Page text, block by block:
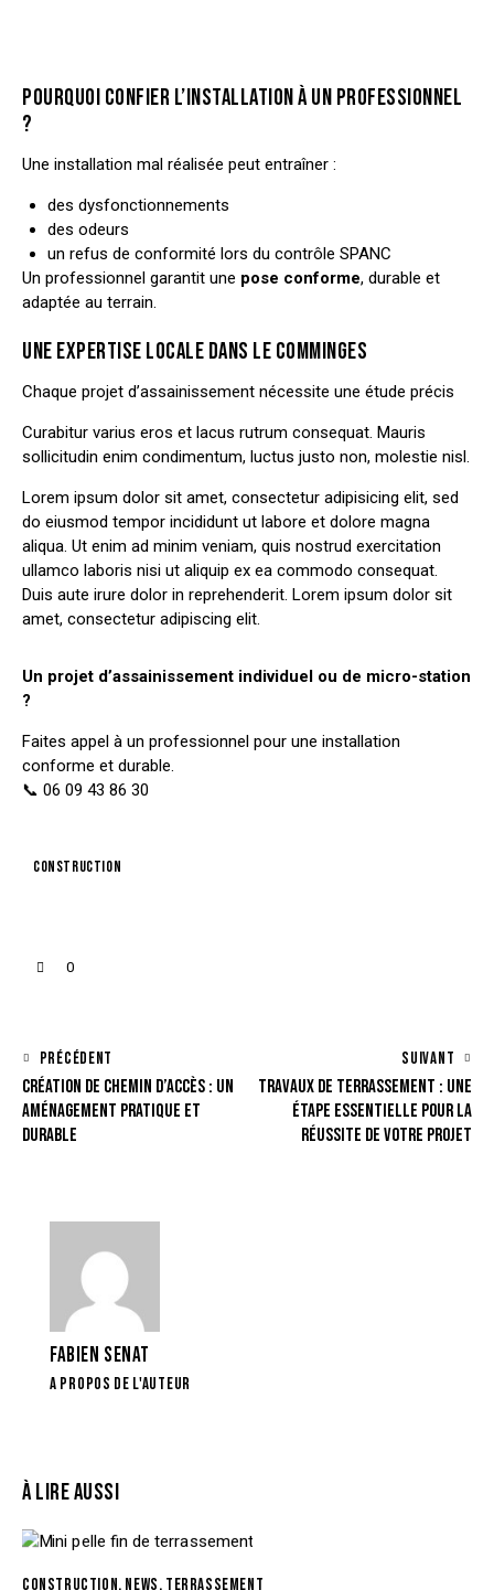
POURQUOI CONFIER L’INSTALLATION À UN PROFESSIONNEL
?
Une installation mal réalisée peut entraîner :
des dysfonctionnements
des odeurs
un refus de conformité lors du contrôle SPANC
Un professionnel garantit une pose conforme, durable et
adaptée au terrain.
UNE EXPERTISE LOCALE DANS LE COMMINGES
Chaque projet d’assainissement nécessite une étude précis
Curabitur varius eros et lacus rutrum consequat. Mauris
sollicitudin enim condimentum, luctus justo non, molestie nisl.
Lorem ipsum dolor sit amet, consectetur adipisicing elit, sed
do eiusmod tempor incididunt ut labore et dolore magna
aliqua. Ut enim ad minim veniam, quis nostrud exercitation
ullamco laboris nisi ut aliquip ex ea commodo consequat.
Duis aute irure dolor in reprehenderit. Lorem ipsum dolor sit
amet, consectetur adipiscing elit.
Un projet d’assainissement individuel ou de micro-station
?
Faites appel à un professionnel pour une installation
conforme et durable.
📞 06 09 43 86 30
construction
0
PRÉCÉDENT
CRÉATION DE CHEMIN D’ACCÈS : UN
AMÉNAGEMENT PRATIQUE ET
DURABLE
SUIVANT
TRAVAUX DE TERRASSEMENT : UNE
ÉTAPE ESSENTIELLE POUR LA
RÉUSSITE DE VOTRE PROJET
FABIEN SENAT
A PROPOS DE L'AUTEUR
À LIRE AUSSI
CONSTRUCTION, NEWS, TERRASSEMENT